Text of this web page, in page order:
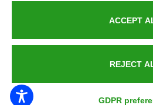
PUBLIC SERVICE
P.IVA 05538100727 - C.so
ACCEPT
REJECT
GDPR